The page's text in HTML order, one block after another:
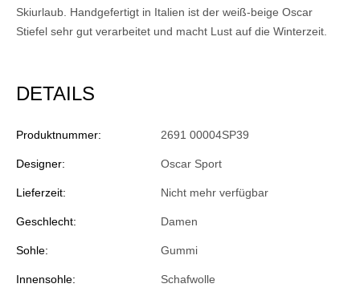
Skiurlaub. Handgefertigt in Italien ist der weiß-beige Oscar
Stiefel sehr gut verarbeitet und macht Lust auf die Winterzeit.
DETAILS
Produktnummer: 2691 00004SP39
Designer: Oscar Sport
Lieferzeit: Nicht mehr verfügbar
Geschlecht: Damen
Sohle: Gummi
Innensohle: Schafwolle